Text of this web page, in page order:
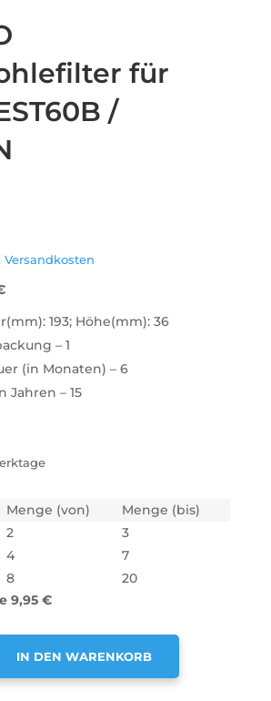
für
/
Versandkosten
193; Höhe(mm): 36
– 1
(in Monaten) – 6
Jahren – 15
Menge (von)
Menge (bis)
2
3
4
7
8
20
9,95 €
IN DEN WARENKORB